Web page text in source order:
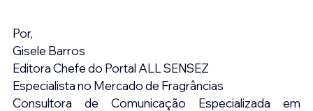
Por,
Gisele Barros
Editora Chefe do Portal ALL SENSEZ
Especialista no Mercado de Fragrâncias
Consultora de Comunicação Especializada em